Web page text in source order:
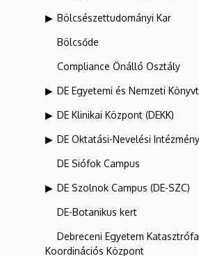
Bölcsészettudományi Kar
Bölcsőde
Compliance Önálló Osztály
DE Egyetemi és Nemzeti
DE Klinikai Központ (DEKK)
DE Oktatási-Nevelési
DE Siófok Campus
DE Szolnok Campus (DE-SZC)
DE-Botanikus kert
Debreceni Egyetem
Koordinációs Központ